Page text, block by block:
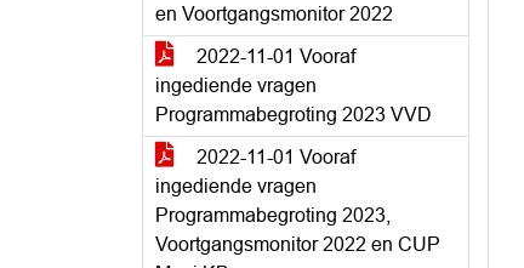
en Voortgangsmonitor 2022
2022-11-01 Vooraf
ingediende vragen
Programmabegroting 2023 VVD
2022-11-01 Vooraf
ingediende vragen
Programmabegroting 2023,
Voortgangsmonitor 2022 en CUP